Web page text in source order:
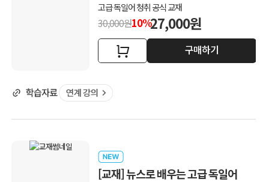
고급 독일어 청취 공식 교재
30,000원10%27,000원
구매하기
[교재] 뉴스로 배우는 고급 독일어